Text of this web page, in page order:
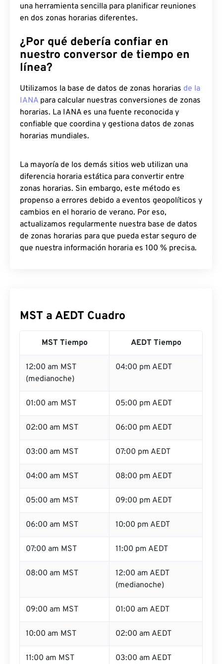
una herramienta sencilla para planificar reuniones
en dos zonas horarias diferentes.
¿Por qué debería confiar en
nuestro conversor de tiempo en
línea?
Utilizamos la base de datos de zonas horarias de la
IANA para calcular nuestras conversiones de zonas
horarias. La IANA es una fuente reconocida y
confiable que coordina y gestiona datos de zonas
horarias mundiales.
La mayoría de los demás sitios web utilizan una
diferencia horaria estática para convertir entre
zonas horarias. Sin embargo, este método es
propenso a errores debido a eventos geopolíticos y
cambios en el horario de verano. Por eso,
actualizamos regularmente nuestra base de datos
de zonas horarias para que pueda estar seguro de
que nuestra información horaria es 100 % precisa.
MST a AEDT Cuadro
MST Tiempo AEDT Tiempo
12:00 am MST
(medianoche)
04:00 pm AEDT
01:00 am MST 05:00 pm AEDT
02:00 am MST 06:00 pm AEDT
03:00 am MST 07:00 pm AEDT
04:00 am MST 08:00 pm AEDT
05:00 am MST 09:00 pm AEDT
06:00 am MST 10:00 pm AEDT
07:00 am MST 11:00 pm AEDT
08:00 am MST
12:00 am AEDT
(medianoche)
09:00 am MST 01:00 am AEDT
10:00 am MST 02:00 am AEDT
11:00 am MST 03:00 am AEDT